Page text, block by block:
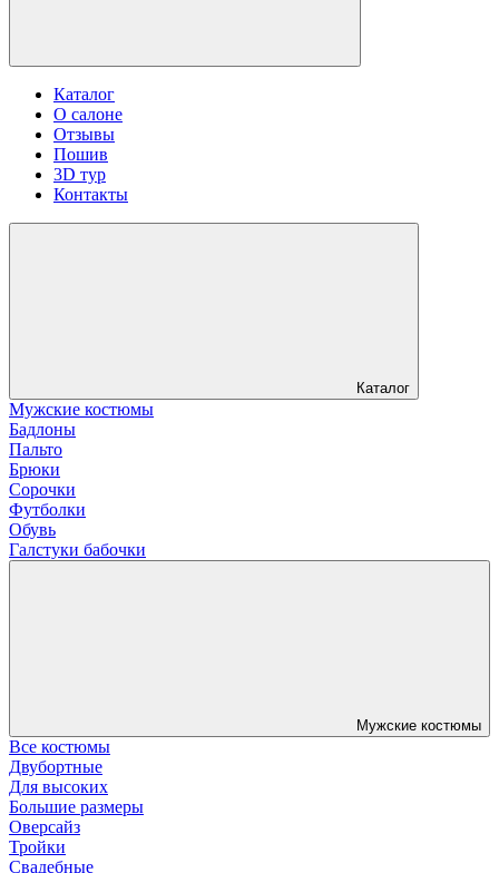
Каталог
О салоне
Отзывы
Пошив
3D тур
Контакты
Каталог
Мужские костюмы
Бадлоны
Пальто
Брюки
Сорочки
Футболки
Обувь
Галстуки бабочки
Мужские костюмы
Все костюмы
Двубортные
Для высоких
Большие размеры
Оверсайз
Тройки
Свадебные